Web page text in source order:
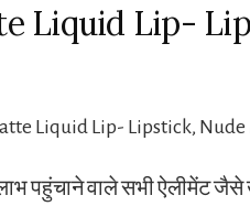
Liquid Lip-
पहुंचाने वाले सभी ऐलीमेंट